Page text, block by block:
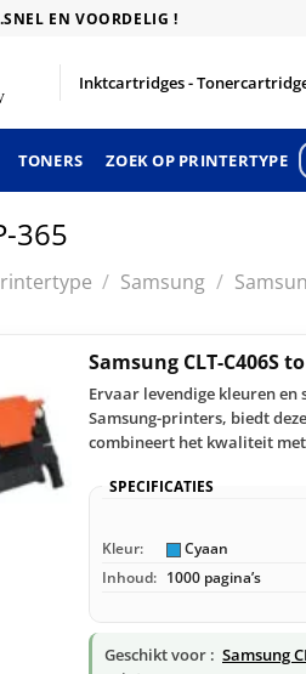
EN VOORDELIG !
Inktcartridges -
TONERS ZOEK OP PRINTERTYPE
365
/ Samsung /
Samsung CLT-C406S
Ervaar levendige kleuren en
Samsung-printers, biedt
combineert het kwaliteit
SPECIFICATIES
Kleur:
Cyaan
Inhoud: 1000 pagina’s
Geschikt voor : Samsung